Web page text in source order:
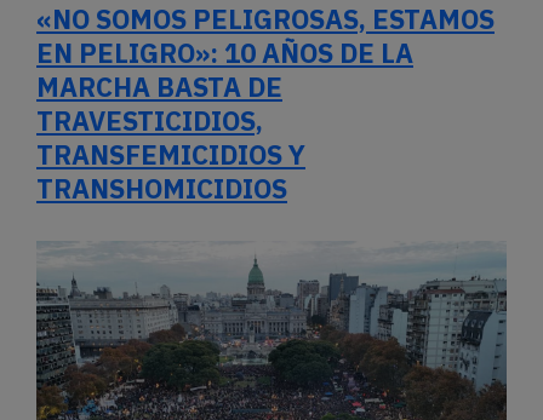
«NO SOMOS PELIGROSAS, ESTAMOS
EN PELIGRO»: 10 AÑOS DE LA
MARCHA BASTA DE
TRAVESTICIDIOS,
TRANSFEMICIDIOS Y
TRANSHOMICIDIOS